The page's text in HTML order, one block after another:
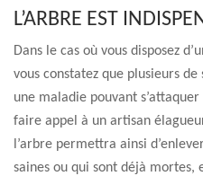
L’ARBRE EST
Dans le cas où vous disposez
vous constatez que plusieurs
une maladie pouvant
faire appel à un artisan
l’arbre permettra ainsi
saines ou qui sont déjà